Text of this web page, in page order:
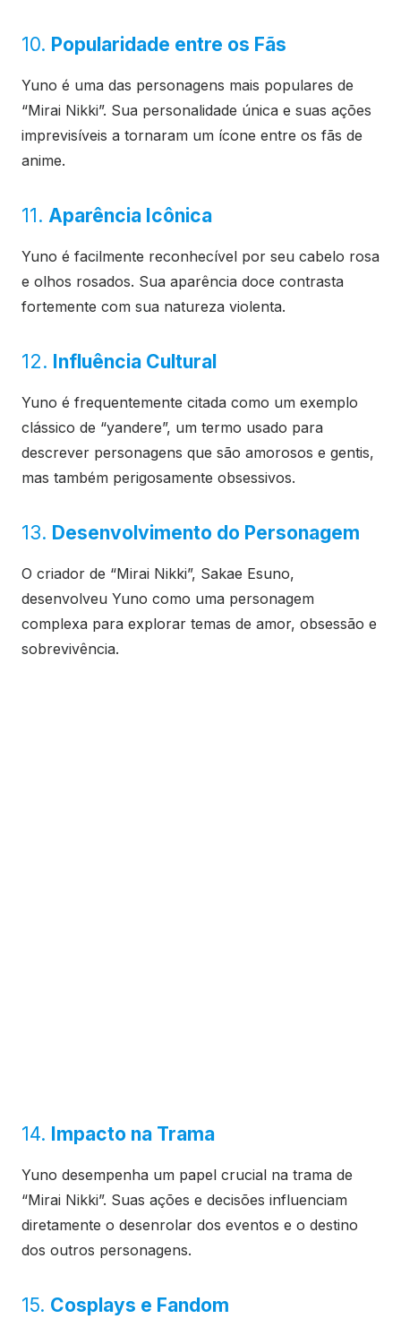
10. Popularidade entre os Fãs
Yuno é uma das personagens mais populares de
“Mirai Nikki”. Sua personalidade única e suas ações
imprevisíveis a tornaram um ícone entre os fãs de
anime.
11. Aparência Icônica
Yuno é facilmente reconhecível por seu cabelo rosa
e olhos rosados. Sua aparência doce contrasta
fortemente com sua natureza violenta.
12. Influência Cultural
Yuno é frequentemente citada como um exemplo
clássico de “yandere”, um termo usado para
descrever personagens que são amorosos e gentis,
mas também perigosamente obsessivos.
13. Desenvolvimento do Personagem
O criador de “Mirai Nikki”, Sakae Esuno,
desenvolveu Yuno como uma personagem
complexa para explorar temas de amor, obsessão e
sobrevivência.
14. Impacto na Trama
Yuno desempenha um papel crucial na trama de
“Mirai Nikki”. Suas ações e decisões influenciam
diretamente o desenrolar dos eventos e o destino
dos outros personagens.
15. Cosplays e Fandom